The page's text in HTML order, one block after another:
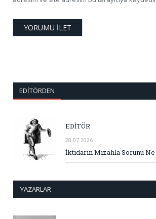
EDITÖRDEN
EDİTÖR
28.07.2026
İktidarın Mizahla Sorunu Ne
YAZARLAR